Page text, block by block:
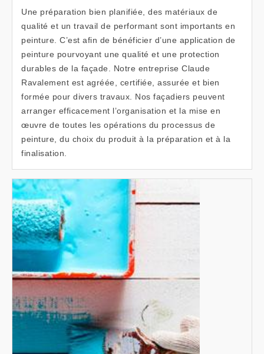
Une préparation bien planifiée, des matériaux de
qualité et un travail de performant sont importants en
peinture. C’est afin de bénéficier d’une application de
peinture pourvoyant une qualité et une protection
durables de la façade. Notre entreprise Claude
Ravalement est agréée, certifiée, assurée et bien
formée pour divers travaux. Nos façadiers peuvent
arranger efficacement l’organisation et la mise en
œuvre de toutes les opérations du processus de
peinture, du choix du produit à la préparation et à la
finalisation.